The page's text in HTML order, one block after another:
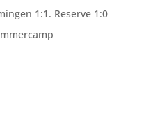
1:1. Reserve 1:0